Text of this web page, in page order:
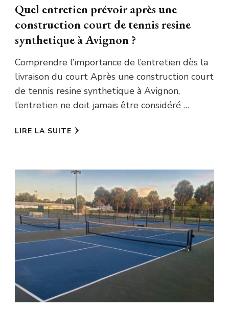
Quel entretien prévoir après une
construction court de tennis resine
synthetique à Avignon ?
Comprendre l’importance de l’entretien dès la
livraison du court Après une construction court
de tennis resine synthetique à Avignon,
l’entretien ne doit jamais être considéré …
LIRE LA SUITE